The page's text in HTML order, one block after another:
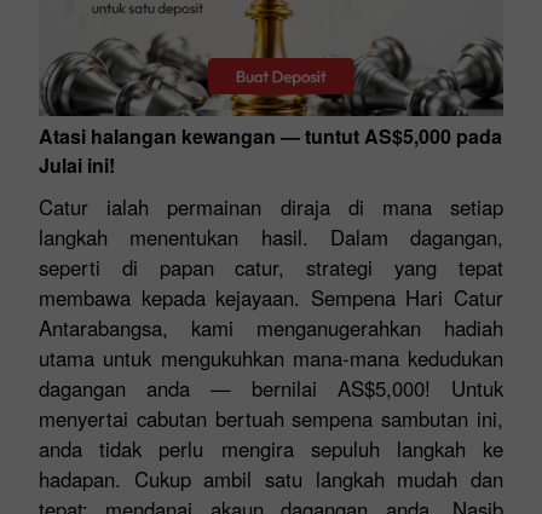
Atasi halangan kewangan — tuntut AS$5,000 pada
Julai ini!
Catur ialah permainan diraja di mana setiap
langkah menentukan hasil. Dalam dagangan,
seperti di papan catur, strategi yang tepat
membawa kepada kejayaan. Sempena Hari Catur
Antarabangsa, kami menganugerahkan hadiah
utama untuk mengukuhkan mana-mana kedudukan
dagangan anda — bernilai AS$5,000! Untuk
menyertai cabutan bertuah sempena sambutan ini,
anda tidak perlu mengira sepuluh langkah ke
hadapan. Cukup ambil satu langkah mudah dan